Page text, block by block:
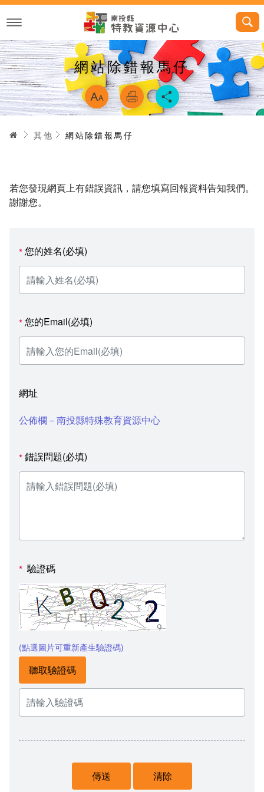
跳
主
內
容
網站除錯報馬仔 略過字型切換
首頁其他 網站除錯報馬仔
若您發現網頁上有錯誤資訊，請您填寫回報資料告知我們。
謝謝您。
*您的姓名(必填)
*您的Email(必填)
網址
公佈欄－南投縣特殊教育資源中心
*錯誤問題(必填)
* 驗證碼
(點選圖片可重新產生驗證碼)
聽取驗證碼